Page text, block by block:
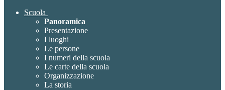
Scuola
Panoramica
Presentazione
I luoghi
Le persone
I numeri della scuola
Le carte della scuola
Organizzazione
La storia